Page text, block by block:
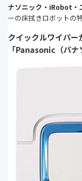
ナソニック・iRobot・
ーの床拭きロボットの
クイックルワイパ
「Panasonic（パ